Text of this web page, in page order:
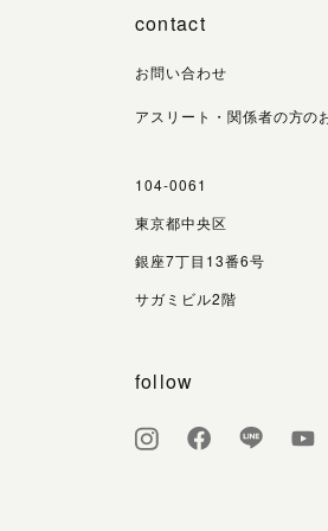
contact
お問い合わせ
アスリート・関係者の方の
104-0061
東京都中央区
銀座7丁目13番6号
サガミビル2階
follow